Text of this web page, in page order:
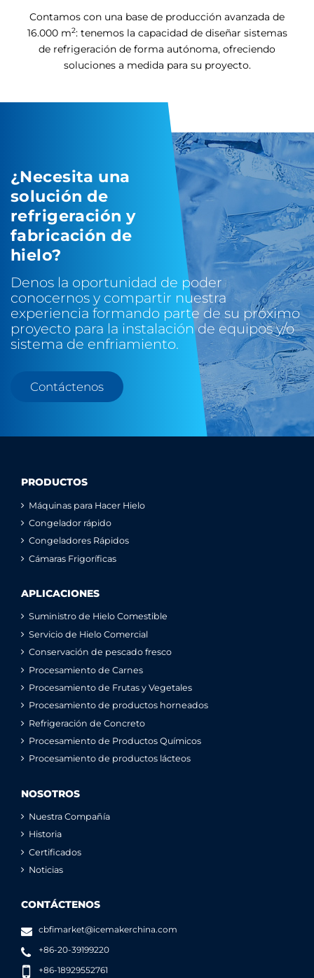
Contamos con una base de producción avanzada de
16.000 m2: tenemos la capacidad de diseñar sistemas
de refrigeración de forma autónoma, ofreciendo
soluciones a medida para su proyecto.
¿Necesita una
solución de
refrigeración y
fabricación de
hielo?
Denos la oportunidad de poder
conocernos y compartir nuestra
experiencia formando parte de su próximo
proyecto para la instalación de equipos y/o
sistema de enfriamiento.
Contáctenos
PRODUCTOS
Máquinas para Hacer Hielo
Congelador rápido
Congeladores Rápidos
Cámaras Frigoríficas
APLICACIONES
Suministro de Hielo Comestible
Servicio de Hielo Comercial
Conservación de pescado fresco
Procesamiento de Carnes
Procesamiento de Frutas y Vegetales
Procesamiento de productos horneados
Refrigeración de Concreto
Procesamiento de Productos Químicos
Procesamiento de productos lácteos
NOSOTROS
Nuestra Compañía
Historia
Certificados
Noticias
CONTÁCTENOS
cbfimarket@icemakerchina.com
+86-20-39199220
+86-18929552761